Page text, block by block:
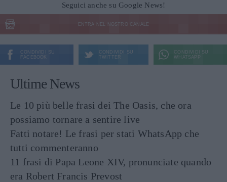
Seguici anche su Google News!
ENTRA NEL NOSTRO CANALE
CONDIVIDI SU
FACEBOOK
CONDIVIDI SU
TWITTER
CONDIVIDI SU
WHATSAPP
Ultime News
Le 10 più belle frasi dei The Oasis, che ora
possiamo tornare a sentire live
Fatti notare! Le frasi per stati WhatsApp che
tutti commenteranno
11 frasi di Papa Leone XIV, pronunciate quando
era Robert Francis Prevost